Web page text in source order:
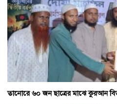
তানোরে ৬০ জন ছাত্রের মাঝে কুরআন